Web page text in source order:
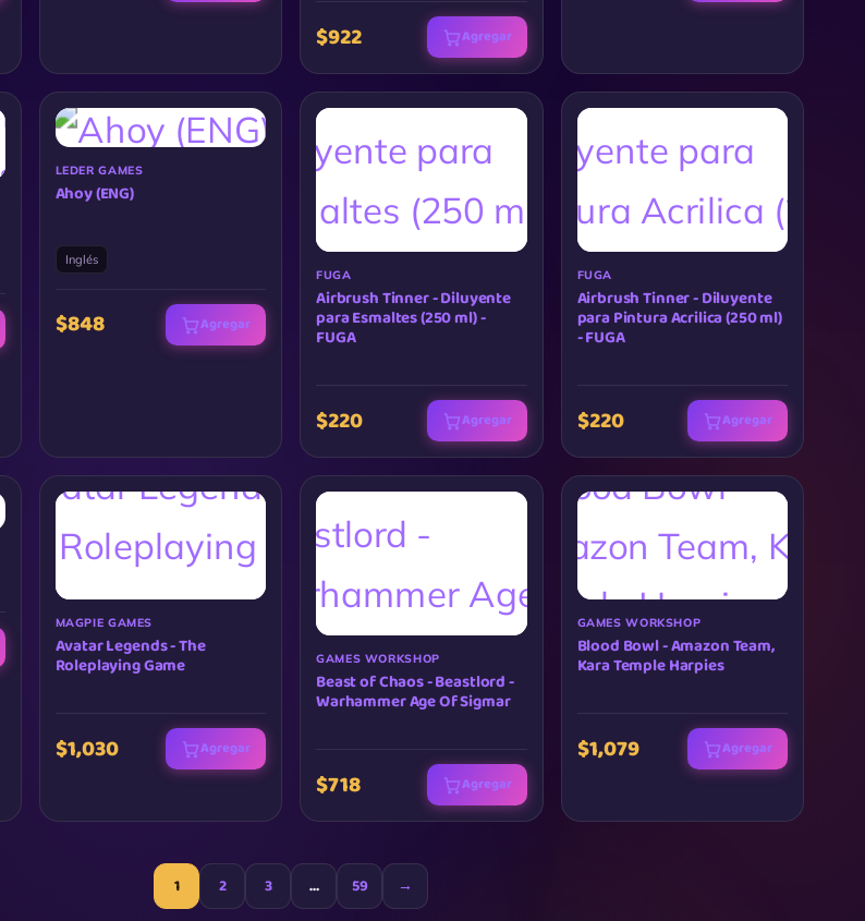
$922 Agregar
LEDER GAMES
Ahoy (ENG)
Inglés
$848 Agregar
FUGA
Airbrush Tinner - Diluyente
para Esmaltes (250 ml) -
FUGA
$220 Agregar
FUGA
Airbrush Tinner - Diluyente
para Pintura Acrilica (250 ml)
- FUGA
$220 Agregar
MAGPIE GAMES
Avatar Legends - The
Roleplaying Game
$1,030 Agregar
GAMES WORKSHOP
Beast of Chaos - Beastlord -
Warhammer Age Of Sigmar
$718 Agregar
GAMES WORKSHOP
Blood Bowl - Amazon Team,
Kara Temple Harpies
$1,079 Agregar
1 2 3 … 59 →